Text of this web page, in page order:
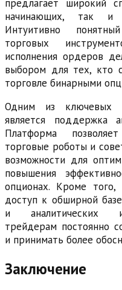
предлагает широкий
начинающих, так и
Интуитивно
торговых
исполнения ордеров
выбором для тех, кто
торговле бинарными
Одним из ключевых
является поддержка
Платформа
торговые роботы и
возможности для
повышения
опционах. Кроме того,
доступ к обширной
и аналитических
трейдерам постоянно
и принимать более
Заключение